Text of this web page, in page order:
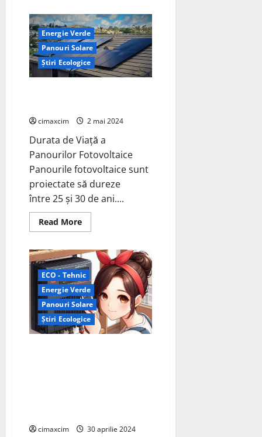
Invertorului
Solar:
10
Sfaturi
Esențiale
–
Verificarea
eficienței
Energie Verde
Panouri Solare
Știri Ecologice
cimaxcim 2 mai 2024
Durata de Viață a
Panourilor Fotovoltaice
Panourile fotovoltaice sunt
proiectate să dureze
între 25 și 30 de ani....
Read MoreRead
more
Panourilor
Fotovoltaice
–
Ghid
Complet:
ECO - Tehnic
Energie Verde
Panouri Solare
Știri Ecologice
cimaxcim 30 aprilie 2024